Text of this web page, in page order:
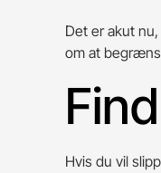
Det er akut
om at
Hvis du vil